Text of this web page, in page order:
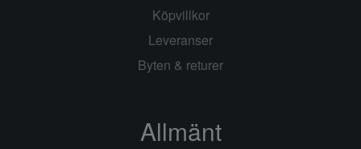
Köpvillkor
Leveranser
Byten & returer
Allmänt